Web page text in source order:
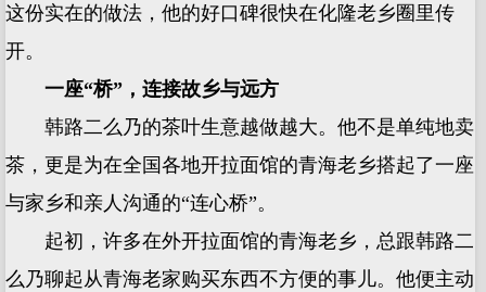
这份实在的做法，他的好口碑很快在化隆老乡圈里传
开。
一座“桥”，连接故乡与远方
韩路二么乃的茶叶生意越做越大。他不是单纯地卖
茶，更是为在全国各地开拉面馆的青海老乡搭起了一座
与家乡和亲人沟通的“连心桥”。
起初，许多在外开拉面馆的青海老乡，总跟韩路二
么乃聊起从青海老家购买东西不方便的事儿。他便主动